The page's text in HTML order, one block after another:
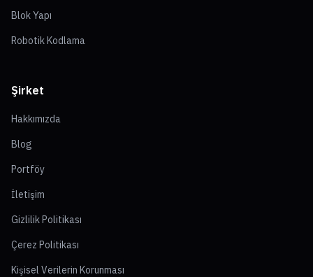
Blok Yapı
Robotik Kodlama
Şirket
Hakkımızda
Blog
Portföy
İletişim
Gizlilik Politikası
Çerez Politikası
Kişisel Verilerin Korunması